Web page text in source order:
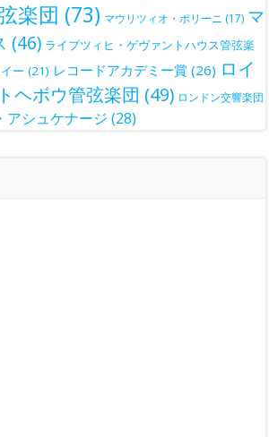
楽団 (73) マウリツィオ・ポリーニ (17) マ
(46) ライプツィヒ・ゲヴァントハウス管弦楽
ー (21) レコードアカデミー賞 (26) ロイ
ヘボウ管弦楽団 (49) ロンドン交響楽団
アシュケナージ (28)